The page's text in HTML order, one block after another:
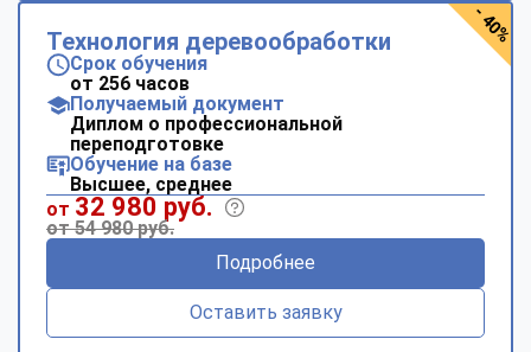
Технология деревообработки
Срок обучения
от 256 часов
Получаемый документ
Диплом о профессиональной
переподготовке
Обучение на базе
Высшее, среднее
от 32 980 руб.
от 54 980 руб.
Подробнее
Оставить заявку
- 40%